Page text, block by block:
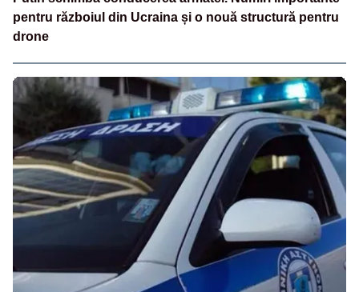
pentru războiul din Ucraina și o nouă structură pentru
drone